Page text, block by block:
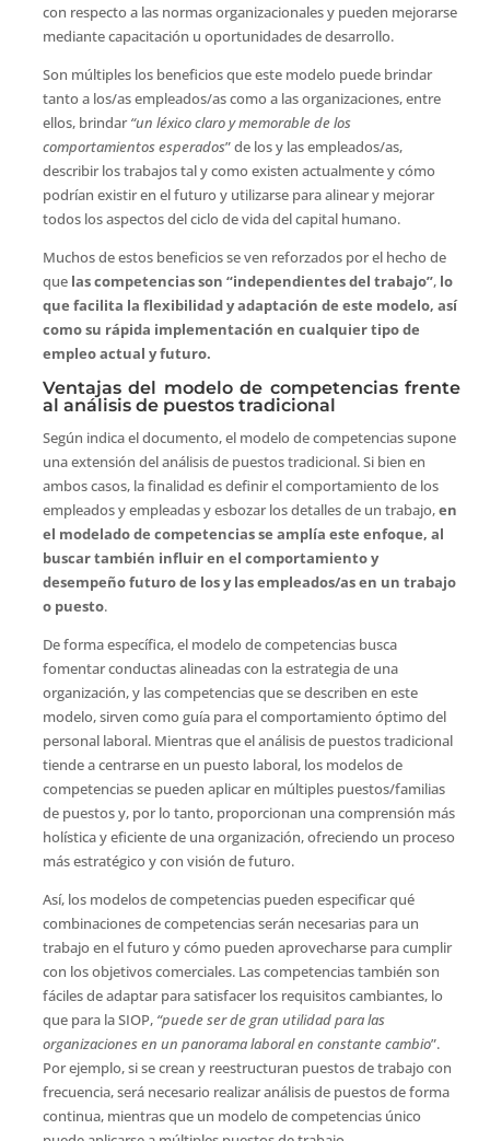
con respecto a las normas organizacionales y pueden mejorarse
mediante capacitación u oportunidades de desarrollo.
Son múltiples los beneficios que este modelo puede brindar
tanto a los/as empleados/as como a las organizaciones, entre
ellos, brindar“un léxico claro y memorable de los
comportamientos esperados” de los y las empleados/as,
describir los trabajos tal y como existen actualmente y cómo
podrían existir en el futuro y utilizarse para alinear y mejorar
todos los aspectos del ciclo de vida del capital humano.
Muchos de estos beneficios se ven reforzados por el hecho de
quelas competencias son “independientes del trabajo”,lo
que facilita la flexibilidad y adaptación de este modelo, así
como su rápida implementación en cualquier tipo de
empleo actual y futuro.
Ventajas del modelo de competencias frente
al análisis de puestos tradicional
Según indica el documento, el modelo de competencias supone
una extensión del análisis de puestos tradicional. Si bien en
ambos casos, la finalidad es definir el comportamiento de los
empleados y empleadas y esbozar los detalles de un trabajo,en
el modelado de competencias se amplía este enfoque, al
buscar también influir en el comportamiento y
desempeño futuro de los y las empleados/as en un trabajo
o puesto.
De forma específica, el modelo de competencias busca
fomentar conductas alineadas con la estrategia de una
organización, y las competencias que se describen en este
modelo, sirven como guía para el comportamiento óptimo del
personal laboral. Mientras que el análisis de puestos tradicional
tiende a centrarse en un puesto laboral, los modelos de
competencias se pueden aplicar en múltiples puestos/familias
de puestos y, por lo tanto, proporcionan una comprensión más
holística y eficiente de una organización, ofreciendo un proceso
más estratégico y con visión de futuro.
Así, los modelos de competencias pueden especificar qué
combinaciones de competencias serán necesarias para un
trabajo en el futuro y cómo pueden aprovecharse para cumplir
con los objetivos comerciales. Las competencias también son
fáciles de adaptar para satisfacer los requisitos cambiantes, lo
que para la SIOP, “puede ser de gran utilidad para las
organizaciones en un panorama laboral en constante cambio”.
Por ejemplo, si se crean y reestructuran puestos de trabajo con
frecuencia, será necesario realizar análisis de puestos de forma
continua, mientras que un modelo de competencias único